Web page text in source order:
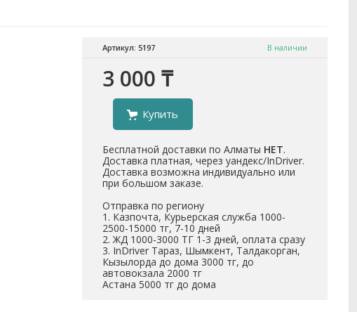
Артикул: 5197 В наличии
3 000 ₸
Купить
Бесплатной доставки по Алматы НЕТ.
Доставка платная, через уандекс/InDriver.
Доставка возможна индивидуально или
при большом заказе.
Отправка по региону
1. Казпочта, Курьерская служба 1000-
2500-15000 тг, 7-10 дней
2. ЖД 1000-3000 ТГ 1-3 дней, оплата сразу
3. InDriver Тараз, Шымкент, Талдакорган,
Кызылорда до дома 3000 тг, до
автовокзала 2000 тг
Астана 5000 тг до дома